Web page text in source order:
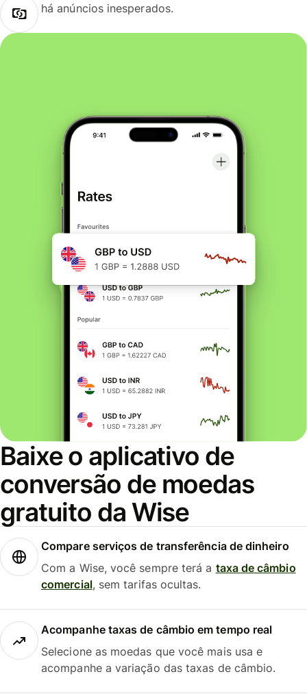
há anúncios inesperados.
Baixe o aplicativo de
conversão de moedas
gratuito da Wise
Compare serviços de transferência de dinheiro
Com a Wise, você sempre terá a taxa de câmbio
comercial, sem tarifas ocultas.
Acompanhe taxas de câmbio em tempo real
Selecione as moedas que você mais usa e
acompanhe a variação das taxas de câmbio.